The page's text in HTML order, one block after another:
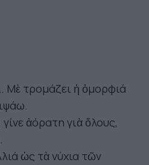
Μὲ τρομάζει ἡ ὀμορφιά
ἀόρατη γιὰ ὅλους,
ὡς τὰ νύχια τῶν